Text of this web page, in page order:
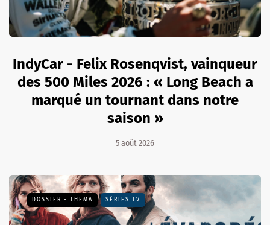
IndyCar - Felix Rosenqvist, vainqueur
des 500 Miles 2026 : « Long Beach a
marqué un tournant dans notre
saison »
5 août 2026
DOSSIER - THEMA SÉRIES TV